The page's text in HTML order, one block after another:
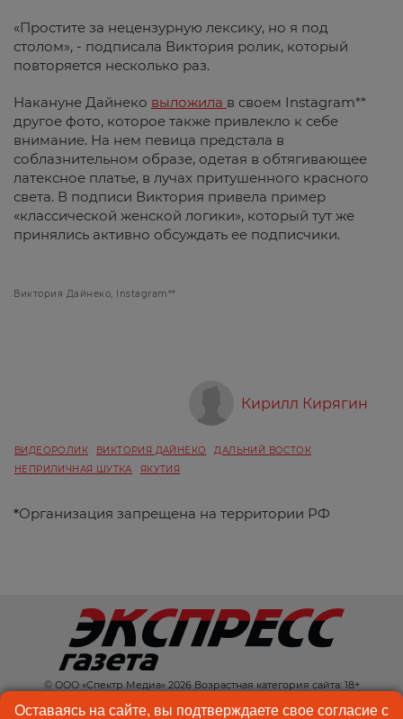
«Простите за нецензурную лексику, но я под
столом», - подписала Виктория ролик, который
повторяется несколько раз.
Накануне Дайнеко выложила в своем Instagram**
другое фото, которое также привлекло к себе
внимание. На нем певица предстала в
соблазнительном образе, одетая в обтягивающее
латексное платье, в лучах притушенного красного
света. В подписи Виктория привела пример
«классической женской логики», который тут же
принялись активно обсуждать ее подписчики.
Виктория Дайнеко, Instagram**
Кирилл Кирягин
ВИДЕОРОЛИК ВИКТОРИЯ ДАЙНЕКО
ДАЛЬНИЙ ВОСТОК
НЕПРИЛИЧНАЯ ШУТКА
ЯКУТИЯ
*Организация запрещена на территории РФ
© ООО «Спектр Медиа» 2026 Возрастная категория сайта: 18+
КОНТАКТЫ РЕКЛАМА
Оставаясь на сайте, вы подтверждаете свое согласие с